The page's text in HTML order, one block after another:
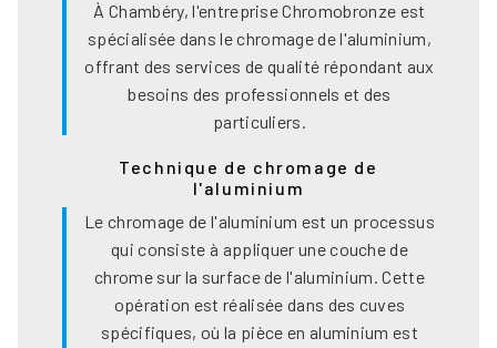
À Chambéry, l'entreprise Chromobronze est
spécialisée dans le chromage de l'aluminium,
offrant des services de qualité répondant aux
besoins des professionnels et des
particuliers.
Technique de chromage de
l'aluminium
Le chromage de l'aluminium est un processus
qui consiste à appliquer une couche de
chrome sur la surface de l'aluminium. Cette
opération est réalisée dans des cuves
spécifiques, où la pièce en aluminium est